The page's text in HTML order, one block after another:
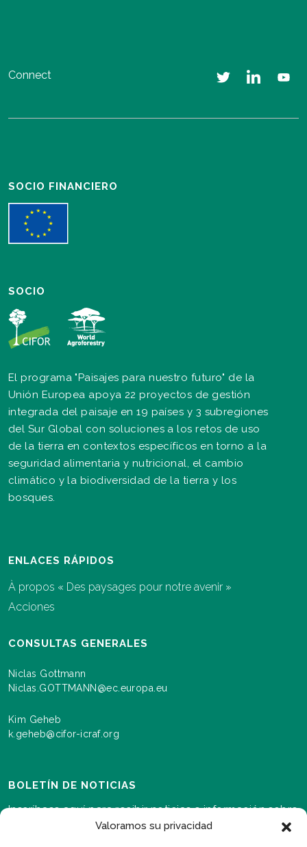
Valoramos su privacidad
Connect
SOCIO FINANCIERO
SOCIO
El programa "Paisajes para nuestro futuro" de la
Unión Europea apoya 22 proyectos de gestión
integrada del paisaje en 19 países y 3 subregiones
del Sur Global con soluciones a los retos de uso
de la tierra en contextos específicos en torno a la
seguridad alimentaria y nutricional, el cambio
climático y la biodiversidad de la tierra y los
bosques.
ENLACES RÁPIDOS
À propos « Des paysages pour notre avenir »
Acciones
CONSULTAS GENERALES
Niclas Gottmann
Niclas.GOTTMANN@ec.europa.eu
Kim Geheb
k.geheb@cifor-icraf.org
BOLETÍN DE NOTICIAS
Inscríbase aquí para recibir noticias e información sobre
los eventos y los avances a medida que se desarrolla el